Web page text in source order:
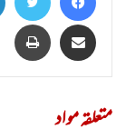
Share via Email
متعلقہ مواد